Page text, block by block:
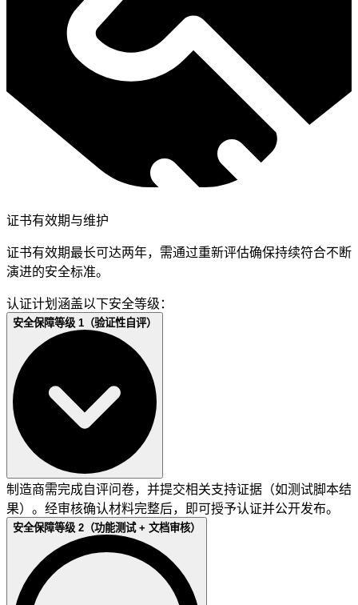
证书有效期与维护
证书有效期最长可达两年，需通过重新评估确保持续符合不断
演进的安全标准。
认证计划涵盖以下安全等级：
安全保障等级 1（验证性自评）
制造商需完成自评问卷，并提交相关支持证据（如测试脚本结
果）。经审核确认材料完整后，即可授予认证并公开发布。
安全保障等级 2（功能测试 + 文档审核）